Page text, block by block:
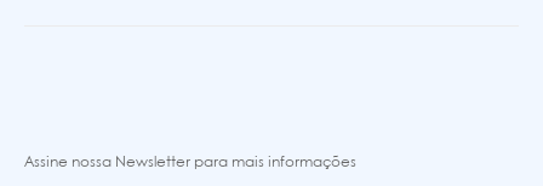
Assine nossa Newsletter para mais informações